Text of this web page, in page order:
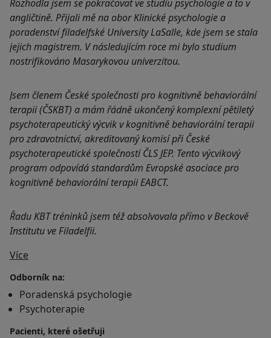
Rozhodla jsem se pokračovat ve studiu psychologie a to v
angličtině. Přijali mě na obor Klinické psychologie a
poradenství filadelfské University LaSalle, kde jsem se stala
jejich magistrem. V následujícím roce mi bylo studium
nostrifikováno Masarykovou univerzitou.
Jsem členem České společnosti pro kognitivně behaviorální
terapii (ČSKBT) a mám řádně ukončený komplexní pětiletý
psychoterapeutický výcvik v kognitivně behaviorální terapii
pro zdravotnictví, akreditovaný komisí při České
psychoterapeutické společností ČLS JEP. Tento výcvikový
program odpovídá standardům Evropské asociace pro
kognitivně behaviorální terapii EABCT.
Řadu KBT tréninků jsem též absolvovala přímo v Beckově
Institutu ve Filadelfii.
Více
Odborník na:
Poradenská psychologie
Psychoterapie
Pacienti, které ošetřuji